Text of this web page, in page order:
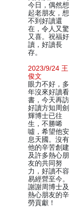
今日，偶然想
起老朋友，想
不到好讀還
在，令人又驚
又喜。祝福好
讀，好讀長
存。
2023/9/24 王
俊文
眼力不好，多
年沒來好讀看
書，今天再訪
好讀方知周劍
輝博士已往
生，不勝唏
噓，希望他安
息天國。沒有
他的辛苦創建
及許多熱心朋
友的共同努
力，好讀不容
易經營至今。
謝謝周博士及
熱心朋友的辛
勞貢獻！